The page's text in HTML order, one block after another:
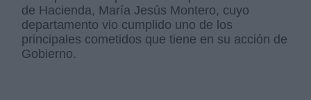
de Hacienda, María Jesús Montero, cuyo
departamento vio cumplido uno de los
principales cometidos que tiene en su acción de
Gobierno.